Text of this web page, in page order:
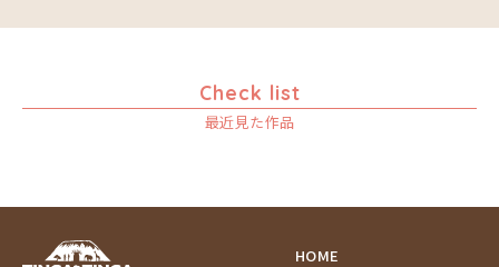
Check list
最近見た作品
HOME